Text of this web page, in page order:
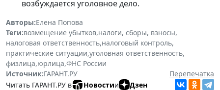
возбуждается уголовное дело.
Авторы:Елена Попова
Теги:возмещение убытков,налоги, сборы, взносы,
налоговая ответственность,налоговый контроль,
практические ситуации,уголовная ответственность,
физлица,юрлица,ФНС России
Источник:ГАРАНТ.РУ
Перепечатка
Читать ГАРАНТ.РУ в
Новостии Дзен